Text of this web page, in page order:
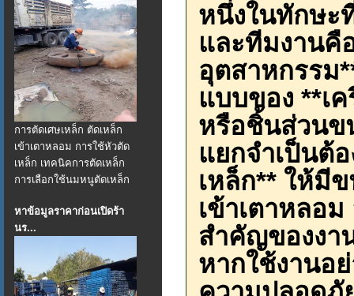
การตัดเศษเหล็ก ตัดเหล็ก
เข้าเตาหลอม การใช้หัวตัด
เหล็ก เทคนิคการตัดเหล็ก
การเลือกใช้นมหนูตัดเหล็ก
หาข้อมูลราคาก่อนเปิดร้า
นร...
หนึ่งในทักษะ
และทีมงานคื
อุตสาหกรรม
แบบของ **เค
หรือชิ้นส่วนข
แยกจำเป็นต้
เหล็ก** ให้มี
เข้าเตาหลอ
สำคัญของงา
หากใช้งานอ